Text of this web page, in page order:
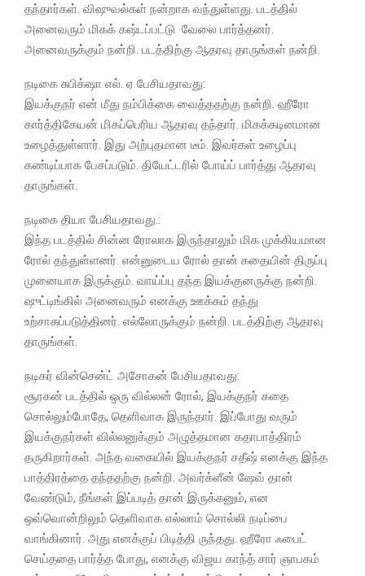
தந்தார்கள். விஷுவல்கள் நன்றாக வந்துள்ளது. படத்தில்
அனைவரும் மிகக் கஷ்டப்பட்டு வேலை பார்த்தனர்.
அனைவருக்கும் நன்றி. படத்திற்கு ஆதரவு தாருங்கள் நன்றி.
நடிகை சுபிக்‌ஷா எல். ஏ பேசியதாவது:
இயக்குநர் என் மீது நம்பிக்கை வைத்ததற்கு நன்றி. ஹீரோ
கார்த்திகேயன் மிகப்பெரிய ஆதரவு தந்தார். மிகக்கடினமான
உழைத்துள்ளார். இது அற்புதமான டீம். இவர்கள் உழைப்பு
கண்டிப்பாக பேசப்படும். தியேட்டரில் போய்ப் பார்த்து ஆதரவு
தாருங்கள்.
நடிகை தியா பேசியதாவது.:
இந்த படத்தில் சின்ன ரோலாக இருந்தாலும் மிக முக்கியமான
ரோல் தந்துள்ளனர். என்னுடைய ரோல் தான் கதையின் திருப்பு
முனையாக இருக்கும். வாய்ப்பு தந்த இயக்குனருக்கு நன்றி.
ஷுட்டிங்கில் அனைவரும் எனக்கு ஊக்கம் தந்து
உற்சாகப்படுத்தினர். எல்லோருக்கும் நன்றி. படத்திற்கு ஆதரவு
தாருங்கள்.
நடிகர் வின்சென்ட் அசோகன் பேசியதாவது:
சூரகன் படத்தில் ஒரு வில்லன் ரோல், இயக்குநர் கதை
சொல்லும்போதே, தெளிவாக இருந்தார். இப்போது வரும்
இயக்குநர்கள் வில்லனுக்கும் அழுத்தமான கதாபாத்திரம்
தருகிறார்கள். அந்த வகையில் இயக்குநர் சதீஷ் எனக்கு இந்த
பாத்திரத்தை தந்ததற்கு நன்றி. அவர்க்ளீன் ஷேவ் தான்
வேண்டும், நீங்கள் இப்படித் தான் இருக்கனும், என
ஒவ்வொன்றிலும் தெளிவாக எல்லாம் சொல்லி நடிப்பை
வாங்கினார். அது எனக்குப் பிடித்தி ருந்தது. ஹீரோ ஃபைட்
செய்ததை பார்த்த போது, எனக்கு விஜய காந்த் சார் ஞாபகம்